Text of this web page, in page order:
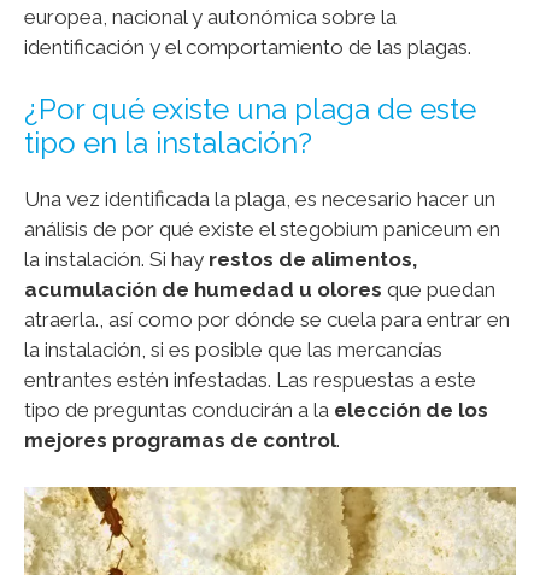
europea, nacional y autonómica sobre la
identificación y el comportamiento de las plagas.
¿Por qué existe una plaga de este
tipo en la instalación?
Una vez identificada la plaga, es necesario hacer un
análisis de por qué existe el stegobium paniceum en
la instalación. Si hay restos de alimentos,
acumulación de humedad u olores que puedan
atraerla., así como por dónde se cuela para entrar en
la instalación, si es posible que las mercancías
entrantes estén infestadas. Las respuestas a este
tipo de preguntas conducirán a la elección de los
mejores programas de control.